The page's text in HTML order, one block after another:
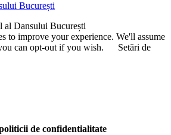
București
Dansului București
to improve your experience. We'll assume
can opt-out if you wish.
Setări de
de confidentialitate